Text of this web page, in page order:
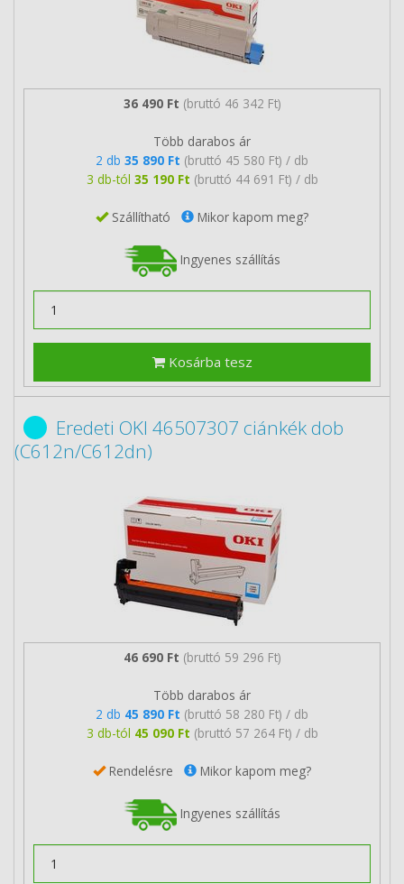
36 490 Ft (bruttó 46 342 Ft)
Több darabos ár
2 db 35 890 Ft (bruttó 45 580 Ft) / db
3 db-tól 35 190 Ft (bruttó 44 691 Ft) / db
Szállítható Mikor kapom meg?
Ingyenes szállítás
Kosárba tesz
Eredeti OKI 46507307 ciánkék dob
(C612n/C612dn)
46 690 Ft (bruttó 59 296 Ft)
Több darabos ár
2 db 45 890 Ft (bruttó 58 280 Ft) / db
3 db-tól 45 090 Ft (bruttó 57 264 Ft) / db
Rendelésre Mikor kapom meg?
Ingyenes szállítás